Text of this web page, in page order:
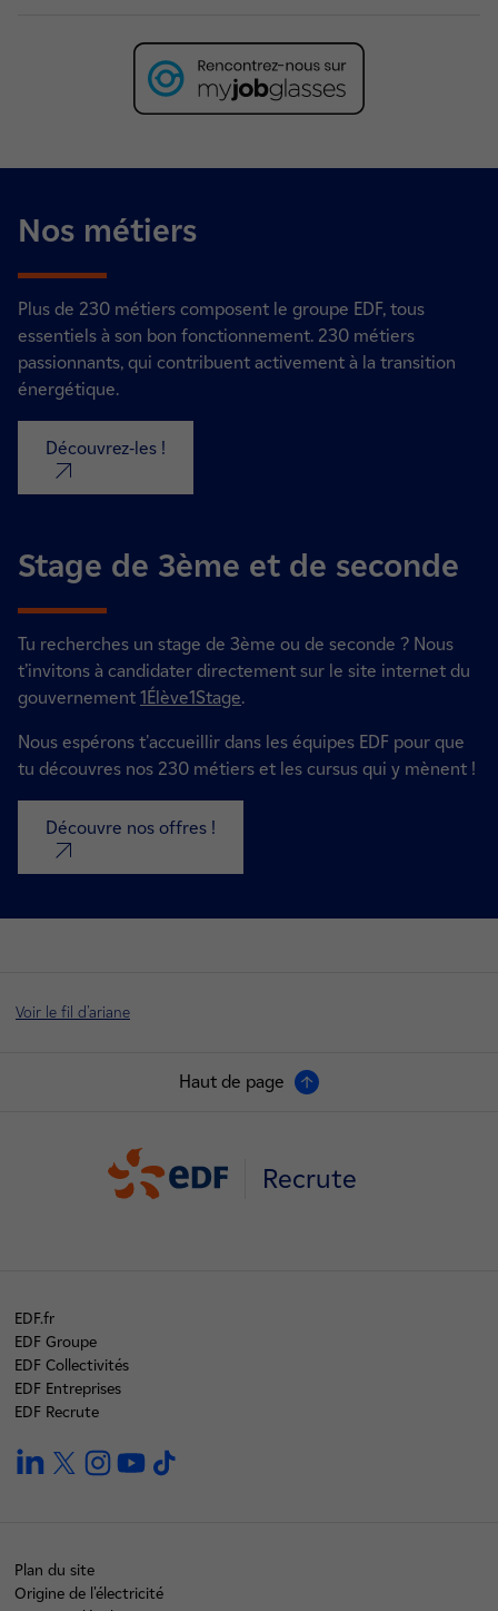
Nos métiers
Plus de 230 métiers composent le groupe EDF, tous
essentiels à son bon fonctionnement. 230 métiers
passionnants, qui contribuent activement à la transition
énergétique.
Découvrez-les !
nouvel onglet
Stage de 3ème et de seconde
Tu recherches un stage de 3ème ou de seconde ? Nous
t’invitons à candidater directement sur le site internet du
gouvernement 1Élève1Stage.
Nous espérons t'accueillir dans les équipes EDF pour que
tu découvres nos 230 métiers et les cursus qui y mènent !
Découvre nos offres !
nouvel onglet
Voir le fil d'ariane
Haut de page
Recrute
EDF.fr
EDF Groupe
EDF Collectivités
EDF Entreprises
EDF Recrute
linkedintwitterinstagramyoutube
Plan du site
Origine de l'électricité